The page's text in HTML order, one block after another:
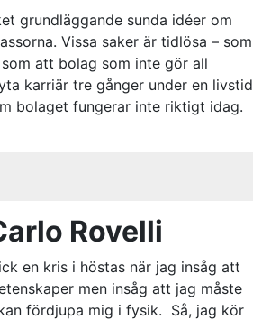
grundläggande sunda idéer om
Vissa saker är tidlösa – som
att bolag som inte gör all
karriär tre gånger under en livstid
bolaget fungerar inte riktigt idag.
Rovelli
en kris i höstas när jag insåg att
men insåg att jag måste
fördjupa mig i fysik. Så, jag kör